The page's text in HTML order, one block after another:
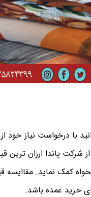
با درخواست نیاز
شرکت پاندا ارزان ترین
کمک نماید.
خرید عمده باشد.